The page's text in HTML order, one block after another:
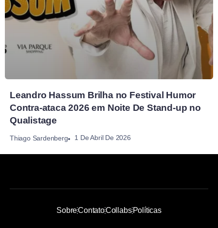
Leandro Hassum Brilha no Festival Humor
Contra-ataca 2026 em Noite De Stand-up no
Qualistage
Thiago Sardenberg 1 De Abril De 2026
SobreContatoCollabsPolíticas